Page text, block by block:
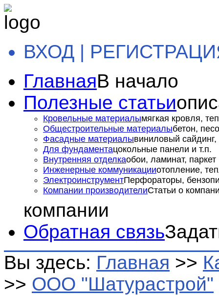
ВХОД |
ГлавнаяВ начало
Полезные статьи
Кровельные материалымягкая кровля,
Общестроительные материалыбетон,
Фасадные материалывиниловый сайдинг,
Для фундаментацокольные панели и т.п.
Внутренняя отделкаобои, ламинат, паркет
Инженерные коммуникацииотопление,
ЭлектроинструментПерфораторы,
Компании производителиСтатьи о
компании
Обратная связь
Вы здесь: Главная >>
>> ООО "Шатурастрой"